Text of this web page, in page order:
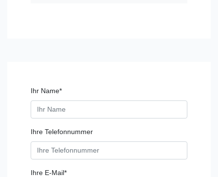
Ihr Name*
Ihre Telefonnummer
Ihre E-Mail*